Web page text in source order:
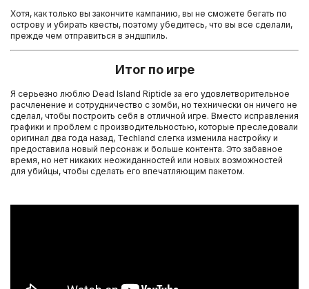
Хотя, как только вы закончите кампанию, вы не сможете бегать по
острову и убирать квесты, поэтому убедитесь, что вы все сделали,
прежде чем отправиться в эндшпиль.
Итог по игре
Я серьезно люблю Dead Island Riptide за его удовлетворительное
расчленение и сотрудничество с зомби, но технически он ничего не
сделал, чтобы построить себя в отличной игре. Вместо исправления
графики и проблем с производительностью, которые преследовали
оригинал два года назад, Techland слегка изменила настройку и
предоставила новый персонаж и больше контента. Это забавное
время, но нет никаких неожиданностей или новых возможностей
для убийцы, чтобы сделать его впечатляющим пакетом.